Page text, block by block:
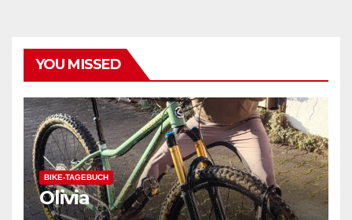
YOU MISSED
BIKE-TAGEBUCH
Olivia